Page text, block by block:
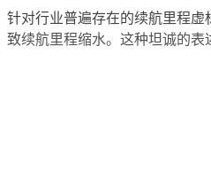
针对行业普遍存在的续航里程
致续航里程缩水。这种坦诚的表